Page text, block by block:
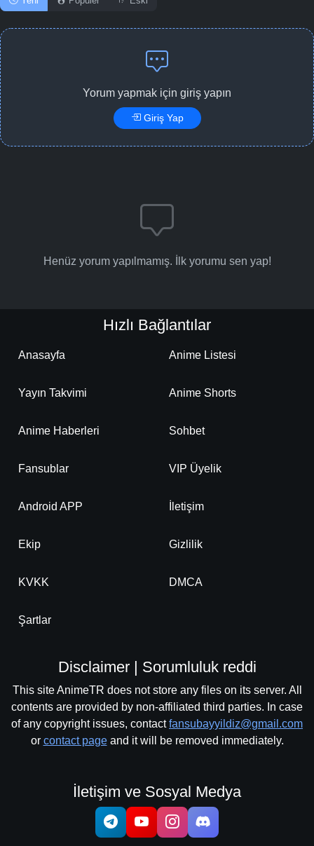
Yorum yapmak için giriş yapın
Giriş Yap
Henüz yorum yapılmamış. İlk yorumu sen yap!
Hızlı Bağlantılar
Anasayfa Anime Listesi
Yayın Takvimi Anime Shorts
Anime Haberleri Sohbet
Fansublar VIP Üyelik
Android APP İletişim
Ekip Gizlilik
KVKK DMCA
Şartlar
Disclaimer | Sorumluluk reddi
This site AnimeTR does not store any files on its server. All
contents are provided by non-affiliated third parties. In case
of any copyright issues, contactfansubayyildiz@gmail.com
or contact pageand it will be removed immediately.
İletişim ve Sosyal Medya